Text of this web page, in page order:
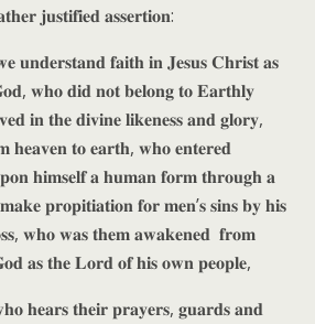
𝐣𝐮𝐬𝐭𝐢𝐟𝐢𝐞𝐝 𝐚𝐬𝐬𝐞𝐫𝐭𝐢𝐨𝐧:
𝐮𝐧𝐝𝐞𝐫𝐬𝐭𝐚𝐧𝐝 𝐟𝐚𝐢𝐭𝐡 𝐢𝐧 𝐉𝐞𝐬𝐮𝐬 𝐂𝐡𝐫𝐢𝐬𝐭 𝐚𝐬
𝐰𝐡𝐨 𝐝𝐢𝐝 𝐧𝐨𝐭 𝐛𝐞𝐥𝐨𝐧𝐠 𝐭𝐨 𝐄𝐚𝐫𝐭𝐡𝐥𝐲
𝐢𝐧 𝐭𝐡𝐞 𝐝𝐢𝐯𝐢𝐧𝐞 𝐥𝐢𝐤𝐞𝐧𝐞𝐬𝐬 𝐚𝐧𝐝 𝐠𝐥𝐨𝐫𝐲,
𝐭𝐨 𝐞𝐚𝐫𝐭𝐡, 𝐰𝐡𝐨 𝐞𝐧𝐭𝐞𝐫𝐞𝐝
𝐡𝐢𝐦𝐬𝐞𝐥𝐟 𝐚 𝐡𝐮𝐦𝐚𝐧 𝐟𝐨𝐫𝐦 𝐭𝐡𝐫𝐨𝐮𝐠𝐡 𝐚
𝐩𝐫𝐨𝐩𝐢𝐭𝐢𝐚𝐭𝐢𝐨𝐧 𝐟𝐨𝐫 𝐦𝐞𝐧’𝐬 𝐬𝐢𝐧𝐬 𝐛𝐲 𝐡𝐢𝐬
𝐰𝐡𝐨 𝐰𝐚𝐬 𝐭𝐡𝐞𝐦 𝐚𝐰𝐚𝐤𝐞𝐧𝐞𝐝 𝐟𝐫𝐨𝐦
𝐚𝐬 𝐭𝐡𝐞 𝐋𝐨𝐫𝐝 𝐨𝐟 𝐡𝐢𝐬 𝐨𝐰𝐧 𝐩𝐞𝐨𝐩𝐥𝐞,
𝐡𝐞𝐚𝐫𝐬 𝐭𝐡𝐞𝐢𝐫 𝐩𝐫𝐚𝐲𝐞𝐫𝐬, 𝐠𝐮𝐚𝐫𝐝𝐬 𝐚𝐧𝐝